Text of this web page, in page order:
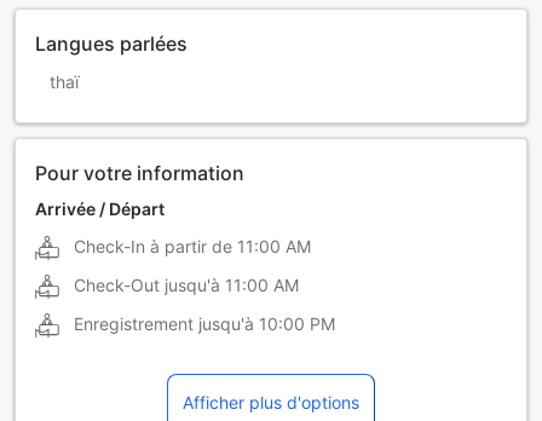
Langues parlées
thaï
Pour votre information
Arrivée / Départ
Check-In à partir de 11:00 AM
Check-Out jusqu'à 11:00 AM
Enregistrement jusqu'à 10:00 PM
Afficher plus d'options